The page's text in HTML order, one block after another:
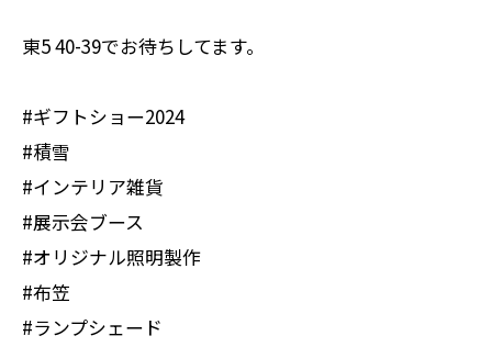
東5 40-39でお待ちしてます。
#ギフトショー2024
#積雪
#インテリア雑貨
#展示会ブース
#オリジナル照明製作
#布笠
#ランプシェード